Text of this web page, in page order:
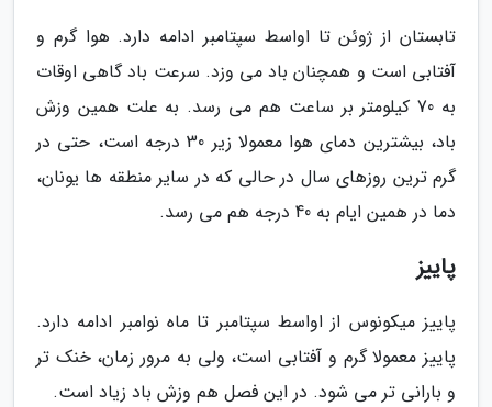
تابستان از ژوئن تا اواسط سپتامبر ادامه دارد. هوا گرم و
آفتابی است و همچنان باد می وزد. سرعت باد گاهی اوقات
به 70 کیلومتر بر ساعت هم می رسد. به علت همین وزش
باد، بیشترین دمای هوا معمولا زیر 30 درجه است، حتی در
گرم ترین روزهای سال در حالی که در سایر منطقه ها یونان،
دما در همین ایام به 40 درجه هم می رسد.
پاییز
پاییز میکونوس از اواسط سپتامبر تا ماه نوامبر ادامه دارد.
پاییز معمولا گرم و آفتابی است، ولی به مرور زمان، خنک تر
و بارانی تر می شود. در این فصل هم وزش باد زیاد است.